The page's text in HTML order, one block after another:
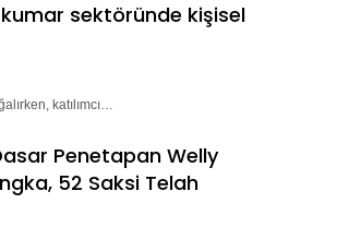
sektöründe kişisel
katılımcı…
Penetapan Welly
52 Saksi Telah